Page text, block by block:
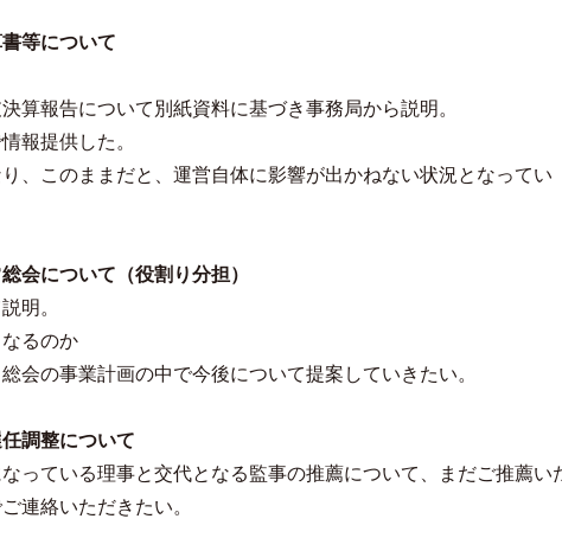
等について
算報告について別紙資料に基づき事務局から説明。
報提供した。
、このままだと、運営自体に影響が出かねない状況となってい
会について（役割り分担）
明。
るのか
会の事業計画の中で今後について提案していきたい。
調整について
っている理事と交代となる監事の推薦について、まだご推薦い
連絡いただきたい。